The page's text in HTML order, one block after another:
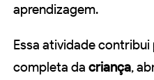
aprendizagem.
Essa atividade
completa da criança,